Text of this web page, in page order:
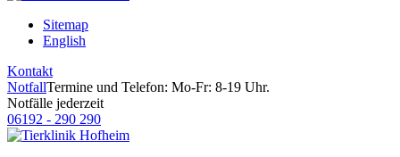
Sitemap
English
Kontakt
NotfallTermine und Telefon: Mo-Fr: 8-19 Uhr.
Notfälle jederzeit
06192 - 290 290